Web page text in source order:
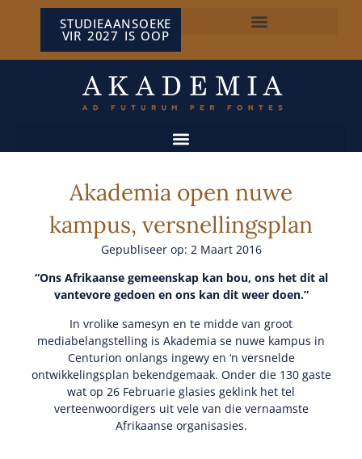
STUDIEAANSOEKE
VIR 2027 IS OOP
Akademia open nuwe
kampus, versnellingsplan
Gepubliseer op: 2 Maart 2016
“Ons Afrikaanse gemeenskap kan bou, ons het dit al
vantevore gedoen en ons kan dit weer doen.”
In vrolike samesyn en te midde van groot
mediabelangstelling is Akademia se nuwe kampus in
Centurion onlangs ingewy en ‘n versnelde
ontwikkelingsplan bekendgemaak. Onder die 130 gaste
wat op 26 Februarie glasies geklink het tel
verteenwoordigers uit vele van die vernaamste
Afrikaanse organisasies.